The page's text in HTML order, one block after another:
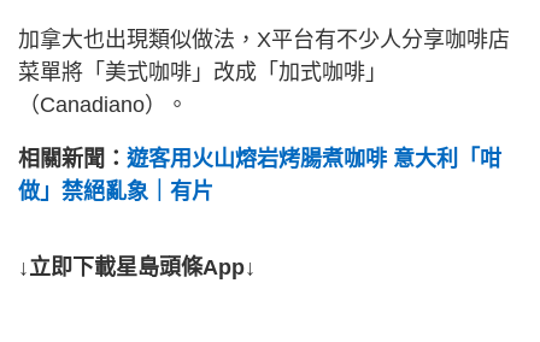
加拿大也出現類似做法，X平台有不少人分享咖啡店
菜單將「美式咖啡」改成「加式咖啡」
（Canadiano）。
相關新聞： 遊客用火山熔岩烤腸煮咖啡 意大利「咁
做」禁絕亂象｜有片
↓立即下載星島頭條App↓